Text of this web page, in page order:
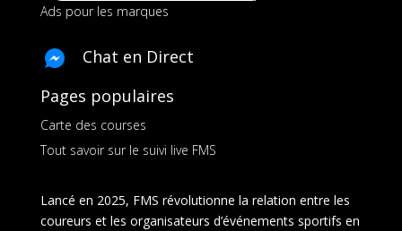
Ads pour les marques
Chat en Direct
Pages populaires
Carte des courses
Tout savoir sur le suivi live FMS
Lancé en 2025, FMS révolutionne la relation entre les
coureurs et les organisateurs d’événements sportifs en